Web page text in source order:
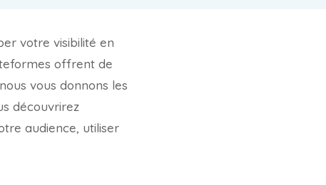
votre visibilité en
offrent de
vous donnons les
découvrirez
audience, utiliser